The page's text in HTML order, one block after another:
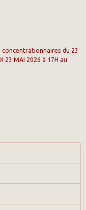
concentrationnaires du 23
23 MAI 2026 à 17H au